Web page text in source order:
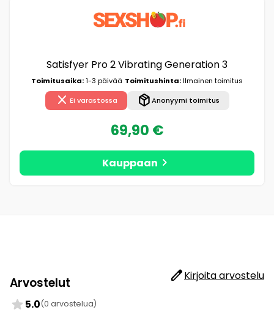
Satisfyer Pro 2 Vibrating Generation 3
Toimitusaika:1-3 päivää Toimitushinta:Ilmainen toimitus
close Ei varastossa package_2Anonyymi toimitus
69,90 €
Kauppaan chevron_right
Arvostelut editKirjoita arvostelu
star 5.0(0 arvostelua)